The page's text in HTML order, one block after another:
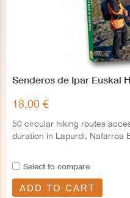
Senderos de Ipar Euskal
18,00 €
50 circular hiking routes
duration in Lapurdi, Nafarroa
Select to compare
ADD TO CART